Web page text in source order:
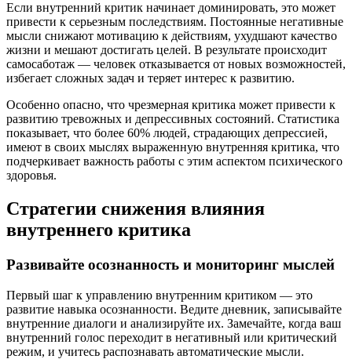
Если внутренний критик начинает доминировать, это может
привести к серьезным последствиям. Постоянные негативные
мысли снижают мотивацию к действиям, ухудшают качество
жизни и мешают достигать целей. В результате происходит
самосаботаж — человек отказывается от новых возможностей,
избегает сложных задач и теряет интерес к развитию.
Особенно опасно, что чрезмерная критика может привести к
развитию тревожных и депрессивных состояний. Статистика
показывает, что более 60% людей, страдающих депрессией,
имеют в своих мыслях выраженную внутренняя критика, что
подчеркивает важность работы с этим аспектом психического
здоровья.
Стратегии снижения влияния
внутреннего критика
Развивайте осознанность и мониторинг мыслей
Первый шаг к управлению внутренним критиком — это
развитие навыка осознанности. Ведите дневник, записывайте
внутренние диалоги и анализируйте их. Замечайте, когда ваш
внутренний голос переходит в негативный или критический
режим, и учитесь распознавать автоматические мысли.